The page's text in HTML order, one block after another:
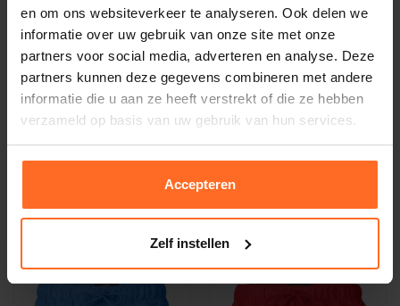
en om ons websiteverkeer te analyseren. Ook delen we
informatie over uw gebruik van onze site met onze
partners voor social media, adverteren en analyse. Deze
partners kunnen deze gegevens combineren met andere
informatie die u aan ze heeft verstrekt of die ze hebben
verzameld op basis van uw gebruik van hun services.
Accepteren
Zelf instellen
Tommy Hilfiger
Zwemshort Drawstring Blauw
Tommy Hilfiger
Zwemshort Blauw
69,90